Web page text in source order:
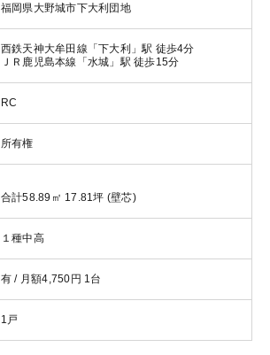
福岡県大野城市下大利団地
西鉄天神大牟田線「下大利」駅 徒歩4分
ＪＲ鹿児島本線「水城」駅 徒歩15分
RC
所有権
合計58.89㎡ 17.81坪 (壁芯)
１種中高
有 / 月額4,750円 1台
1戸